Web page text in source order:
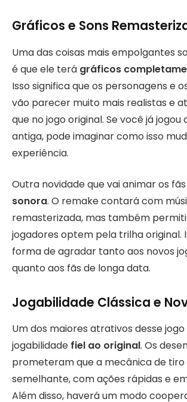
Gráficos e Sons
Uma das coisas mais empolgantes
é que ele terá gráficos
Isso significa que os personagens e
vão parecer muito mais realistas e
que no jogo original. Se você já jogou
antiga, pode imaginar como isso
experiência.
Outra novidade que vai animar os
sonora. O remake contará com
remasterizada, mas também
jogadores optem pela trilha original.
forma de agradar tanto aos novos
quanto aos fãs de longa data.
Jogabilidade Clássica e
Um dos maiores atrativos desse jogo
jogabilidade fiel ao original. Os
prometeram que a mecânica de tiro
semelhante, com ações rápidas e
Além disso, haverá um modo